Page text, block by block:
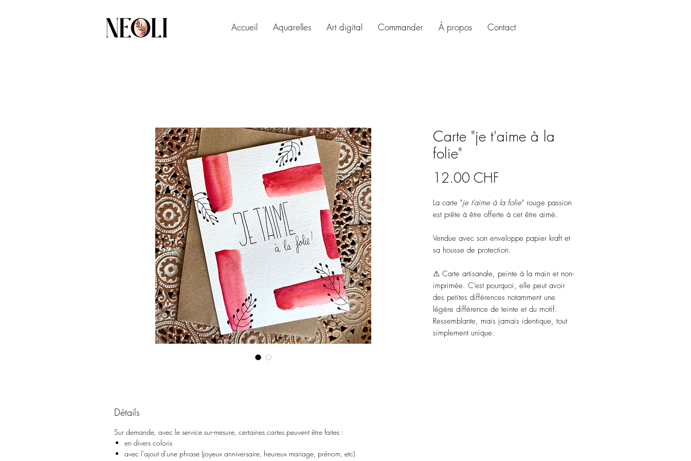
Accueil Aquarelles Art digital Commander À propos Contact
Carte "je t'aime à la
folie"
12.00 CHF
La carte "je t'aime à la folie" rouge passion
est prête à être offerte à cet être aimé.
Vendue avec son enveloppe papier kraft et
sa housse de protection.
⚠ Carte artisanale, peinte à la main et non-
imprimée. C'est pourquoi, elle peut avoir
des petites différences notamment une
légère différence de teinte et du motif.
Ressemblante, mais jamais identique, tout
simplement unique.
Détails
Sur demande, avec le service sur-mesure, certaines cartes peuvent être faites :
en divers coloris
avec l'ajout d'une phrase (joyeux anniversaire, heureux mariage, prénom, etc)